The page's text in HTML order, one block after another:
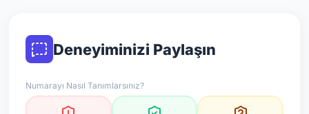
Deneyiminizi Paylaşın
Numarayı Nasıl Tanımlarsınız?